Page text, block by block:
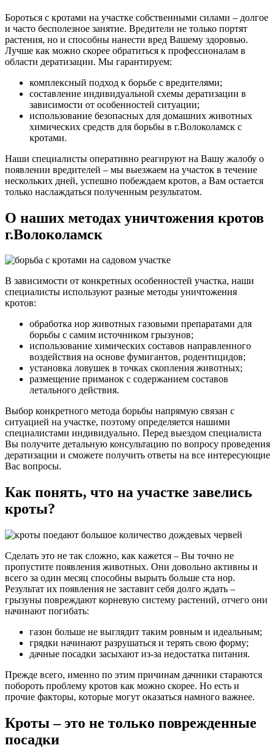
Бороться с кротами на участке собственными силами – долгое
и часто бесполезное занятие. Вредители не только портят
растения, но и способны нанести вред Вашему здоровью.
Лучше как можно скорее обратиться к профессионалам в
области дератизации. Мы гарантируем:
комплексный подход к борьбе с вредителями;
составление индивидуальной схемы дератизации в
зависимости от особенностей ситуации;
использование безопасных для домашних животных
химических средств для борьбы в г.Волоколамск с
кротами.
Наши специалисты оперативно реагируют на Вашу жалобу о
появлении вредителей – мы выезжаем на участок в течение
нескольких дней, успешно побеждаем кротов, а Вам остается
только наслаждаться полученным результатом.
О наших методах уничтожения кротов
г.Волоколамск
В зависимости от конкретных особенностей участка, наши
специалисты используют разные методы уничтожения
кротов:
обработка нор животных газовыми препаратами для
борьбы с самим источником грызунов;
использование химических составов направленного
воздействия на основе фумигантов, родентицидов;
установка ловушек в точках скопления животных;
размещение приманок с содержанием составов
летального действия.
Выбор конкретного метода борьбы напрямую связан с
ситуацией на участке, поэтому определяется нашими
специалистами индивидуально. Перед выездом специалиста
Вы получите детальную консультацию по вопросу проведения
дератизации и сможете получить ответы на все интересующие
Вас вопросы.
Как понять, что на участке завелись
кроты?
Сделать это не так сложно, как кажется – Вы точно не
пропустите появления животных. Они довольно активны и
всего за один месяц способны вырыть больше ста нор.
Результат их появления не заставит себя долго ждать –
грызуны повреждают корневую систему растений, отчего они
начинают погибать:
газон больше не выглядит таким ровным и идеальным;
грядки начинают разрушаться и терять свою форму;
дачные посадки засыхают из-за недостатка питания.
Прежде всего, именно по этим причинам дачники стараются
побороть проблему кротов как можно скорее. Но есть и
прочие факторы, которые могут оказаться намного важнее.
Кроты – это не только поврежденные
посадки